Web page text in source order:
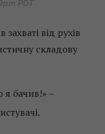
від рухів
складову
я бачив!» –